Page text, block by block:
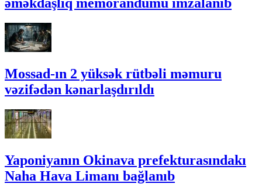
əməkdaşlıq memorandumu imzalanıb
Mossad-ın 2 yüksək rütbəli məmuru
vəzifədən kənarlaşdırıldı
Yaponiyanın Okinava prefekturasındakı
Naha Hava Limanı bağlanıb